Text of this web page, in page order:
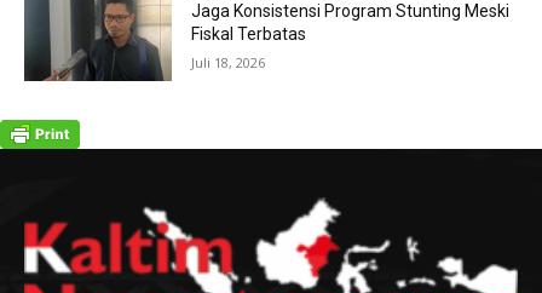
Jaga Konsistensi Program Stunting Meski
Fiskal Terbatas
Juli 18, 2026